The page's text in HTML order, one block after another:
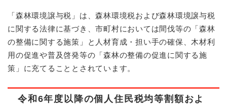
「森林環境譲与税」は、森林環境税および森林環境譲与税
に関する法律に基づき、市町村においては間伐等の「森林
の整備に関する施策」と人材育成・担い手の確保、木材利
用の促進や普及啓発等の「森林の整備の促進に関する施
策」に充てることとされています。
令和6年度以降の個人住民税均等割額およ